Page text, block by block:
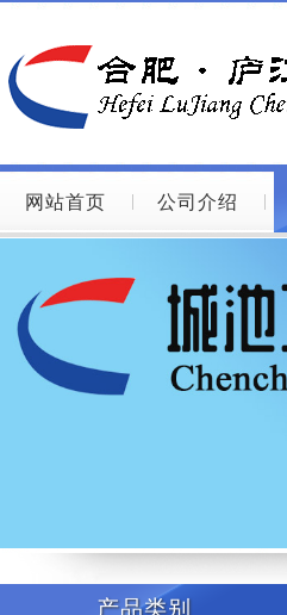
网站首页 公司介绍
产品类别